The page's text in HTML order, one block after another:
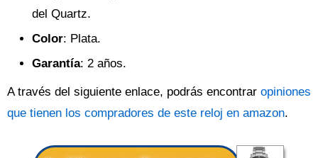
del Quartz.
Color: Plata.
Garantía: 2 años.
A través del siguiente enlace, podrás encontrar opiniones
que tienen los compradores de este reloj en amazon.